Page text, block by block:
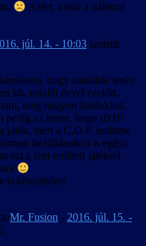
Azért, köszi a választ!
júl. 14. - 10:03 szerint:
hogy stabilitás terén
kb. másfél évvel ezelőtt,
még nagyon haldoklott.
pedig az lenne, hogy dx10
játék, mert a C.O.P. realtime
beállításokon is egész
ezt a fent említett játékról
is köszönöm!
Mr. Fusion - 2016. júl. 15. -